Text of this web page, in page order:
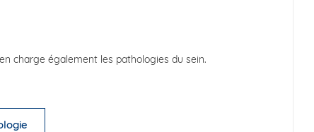
charge également les pathologies du sein.